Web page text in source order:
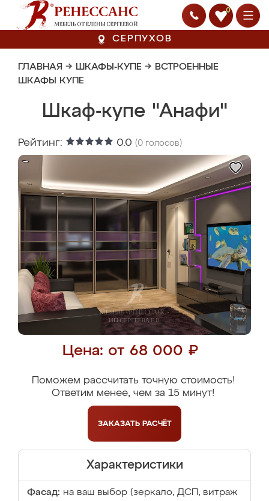
0
СЕРПУХОВ
ГЛАВНАЯ → ШКАФЫ-КУПЕ → ВСТРОЕННЫЕ
ШКАФЫ КУПЕ
Шкаф-купе "Анафи"
Рейтинг: 0.0 (0 голосов)
Цена: от 68 000 ₽
Поможем рассчитать точную стоимость!
Ответим менее, чем за 15 минут!
ЗАКАЗАТЬ РАСЧЁТ
Характеристики
Фасад: на ваш выбор (зеркало, ДСП, витраж